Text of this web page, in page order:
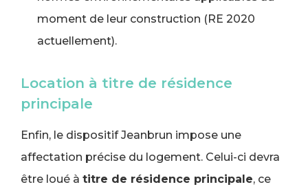
moment de leur construction (RE 2020
actuellement).
Location à titre de résidence
principale
Enfin, le dispositif Jeanbrun impose une
affectation précise du logement. Celui-ci devra
être loué à titre de résidence principale, ce